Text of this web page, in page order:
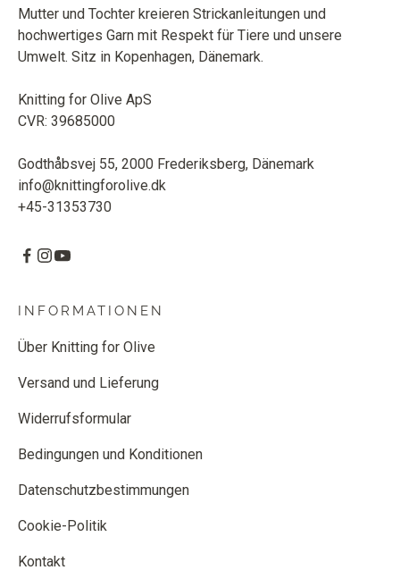
Mutter und Tochter kreieren Strickanleitungen und
hochwertiges Garn mit Respekt für Tiere und unsere
Umwelt. Sitz in Kopenhagen, Dänemark.
Knitting for Olive ApS
CVR: 39685000
Godthåbsvej 55, 2000 Frederiksberg, Dänemark
info@knittingforolive.dk
+45-31353730
INFORMATIONEN
Über Knitting for Olive
Versand und Lieferung
Widerrufsformular
Bedingungen und Konditionen
Datenschutzbestimmungen
Cookie-Politik
Kontakt